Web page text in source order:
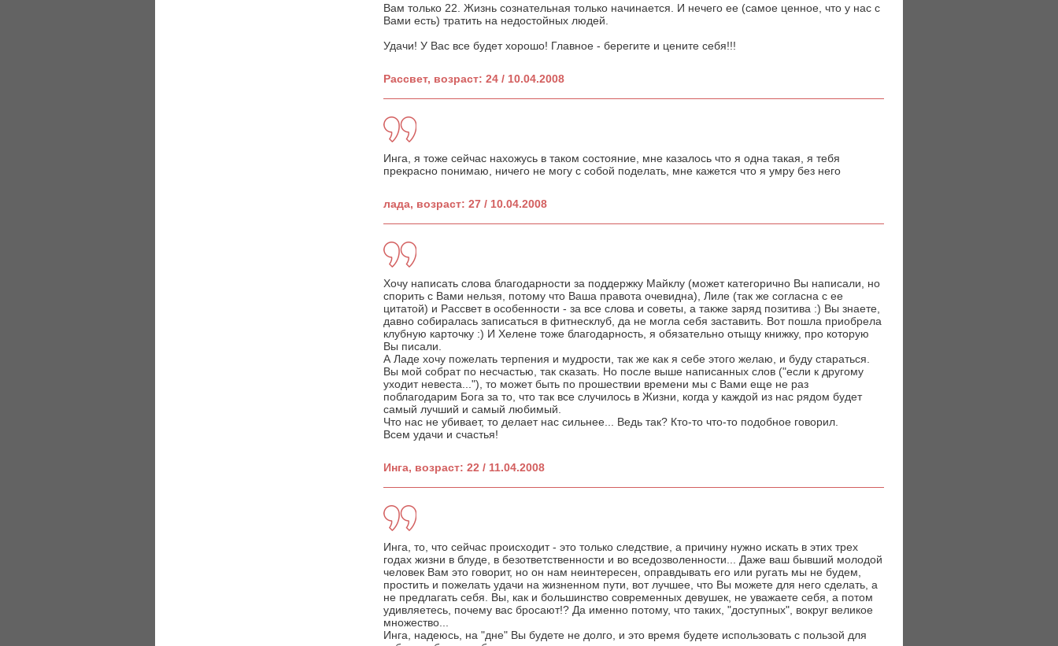
Вам только 22. Жизнь сознательная только начинается. И нечего ее (самое ценное, что у нас с
Вами есть) тратить на недостойных людей.
Удачи! У Вас все будет хорошо! Главное - берегите и цените себя!!!
Рассвет, возраст: 24 / 10.04.2008
Инга, я тоже сейчас нахожусь в таком состояние, мне казалось что я одна такая, я тебя
прекрасно понимаю, ничего не могу с собой поделать, мне кажется что я умру без него
лада, возраст: 27 / 10.04.2008
Хочу написать слова благодарности за поддержку Майклу (может категорично Вы написали, но
спорить с Вами нельзя, потому что Ваша правота очевидна), Лиле (так же согласна с ее
цитатой) и Рассвет в особенности - за все слова и советы, а также заряд позитива :) Вы знаете,
давно собиралась записаться в фитнесклуб, да не могла себя заставить. Вот пошла приобрела
клубную карточку :) И Хелене тоже благодарность, я обязательно отыщу книжку, про которую
Вы писали.
А Ладе хочу пожелать терпения и мудрости, так же как я себе этого желаю, и буду стараться.
Вы мой собрат по несчастью, так сказать. Но после выше написанных слов ("если к другому
уходит невеста..."), то может быть по прошествии времени мы с Вами еще не раз
поблагодарим Бога за то, что так все случилось в Жизни, когда у каждой из нас рядом будет
самый лучший и самый любимый.
Что нас не убивает, то делает нас сильнее... Ведь так? Кто-то что-то подобное говорил.
Всем удачи и счастья!
Инга, возраст: 22 / 11.04.2008
Инга, то, что сейчас происходит - это только следствие, а причину нужно искать в этих трех
годах жизни в блуде, в безответственности и во вседозволенности... Даже ваш бывший молодой
человек Вам это говорит, но он нам неинтересен, оправдывать его или ругать мы не будем,
простить и пожелать удачи на жизненном пути, вот лучшее, что Вы можете для него сделать, а
не предлагать себя. Вы, как и большинство современных девушек, не уважаете себя, а потом
удивляетесь, почему вас бросают!? Да именно потому, что таких, "доступных", вокруг великое
множество...
Инга, надеюсь, на "дне" Вы будете не долго, и это время будете использовать с пользой для